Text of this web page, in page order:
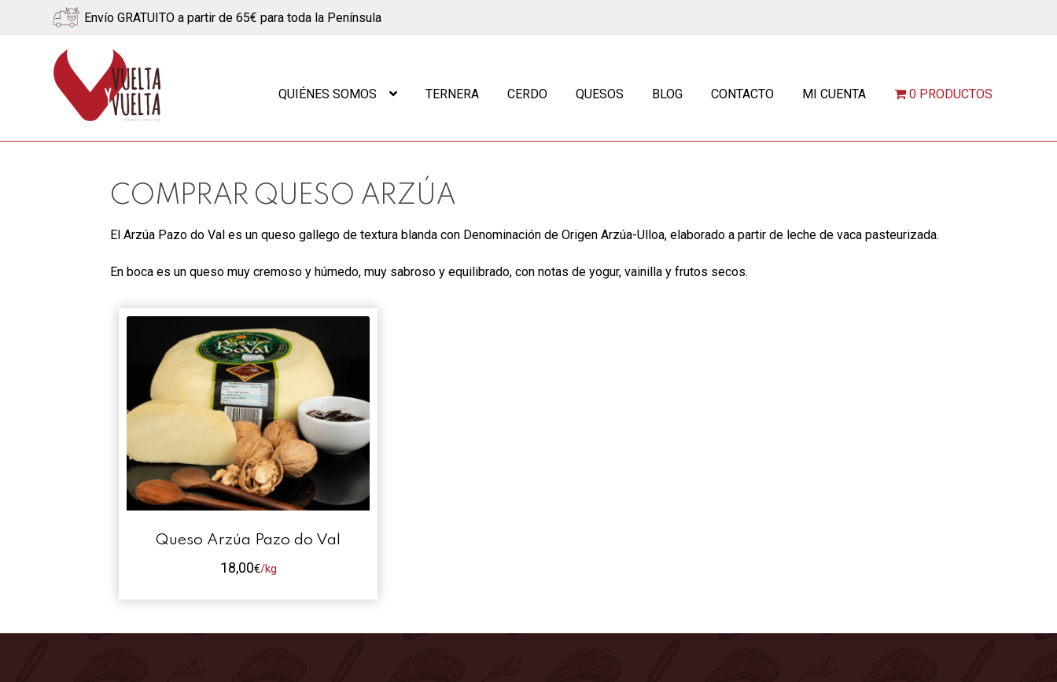
Envío GRATUITO a partir de 65€ para toda la Península
Ir
a
navegación
Ir
al
contenido
QUIÉNES SOMOS TERNERA CERDO QUESOS BLOG CONTACTO MI CUENTA 0 PRODUCTOS
COMPRAR QUESO ARZÚA
El Arzúa Pazo do Val es un queso gallego de textura blanda con Denominación de Origen Arzúa-Ulloa, elaborado a partir de leche de vaca pasteurizada.
En boca es un queso muy cremoso y húmedo, muy sabroso y equilibrado, con notas de yogur, vainilla y frutos secos.
Queso Arzúa Pazo do Val
18,00€/kg
Este
tiene